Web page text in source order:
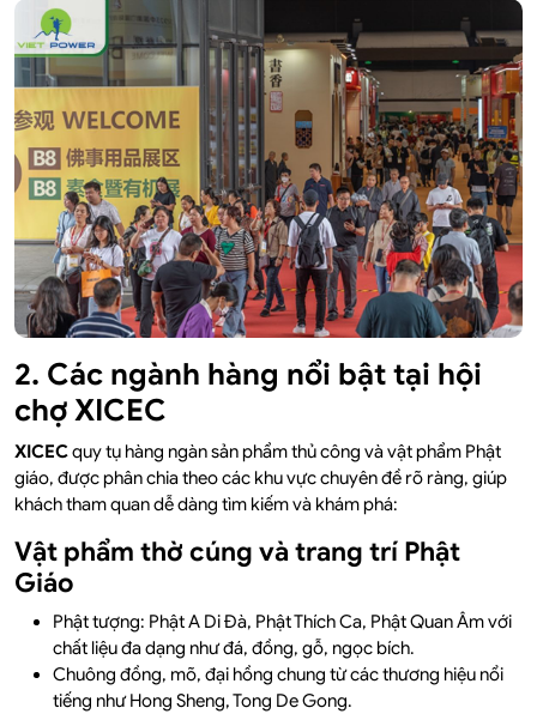
2. Các ngành hàng nổi bật tại hội
chợ XICEC
XICECquy tụ hàng ngàn sản phẩm thủ công và vật phẩm Phật
giáo, được phân chia theo các khu vực chuyên đề rõ ràng, giúp
khách tham quan dễ dàng tìm kiếm và khám phá:
Vật phẩm thờ cúng và trang trí Phật
Giáo
Phật tượng: Phật A Di Đà, Phật Thích Ca, Phật Quan Âm với
chất liệu đa dạng như đá, đồng, gỗ, ngọc bích.
Chuông đồng, mõ, đại hồng chung từ các thương hiệu nổi
tiếng như Hong Sheng, Tong De Gong.